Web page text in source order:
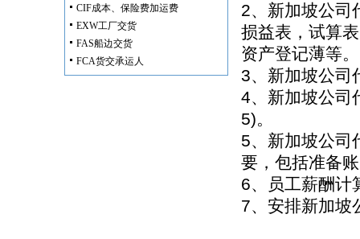
CIF成本、保险费加运费
EXW工厂交货
FAS船边交货
FCA货交承运人
2、新加坡公司
损益表，试算
资产登记薄等。
3、新加坡公司
4、新加坡公司
5)。
5、新加坡公司
要，包括准备
6、员工薪酬计
7、安排新加坡